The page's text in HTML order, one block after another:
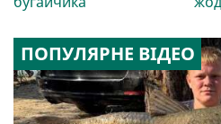
ПОПУЛЯРНЕ ВІДЕО